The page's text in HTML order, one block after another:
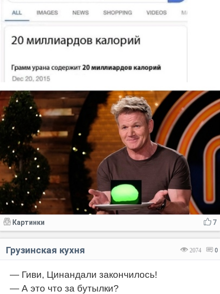
7
Картинки
2074 0
Грузинская кухня
— Гиви, Цинандали закончилось!
— А это что за бутылки?